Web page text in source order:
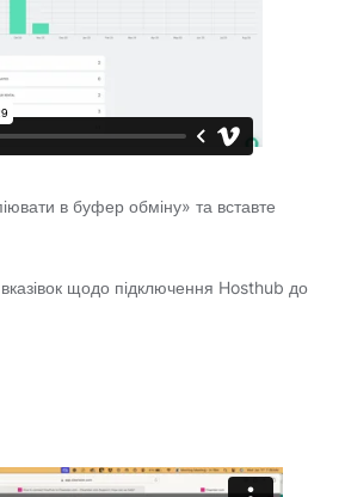
в буфер обміну» та вставте
щодо підключення Hosthub до